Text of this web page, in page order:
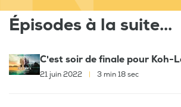
Épisodes à la suite...
C'est soir de finale pour Koh-
21 juin 2022 3 min 18 sec